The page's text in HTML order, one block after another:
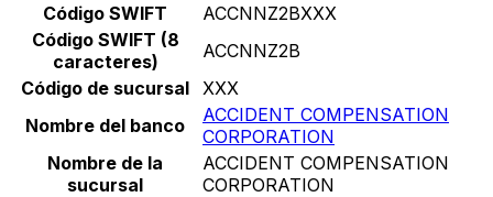
Código SWIFT
ACCNNZ2BXXX
Código SWIFT (8
caracteres)
ACCNNZ2B
Código de sucursal
XXX
Nombre del banco
ACCIDENT COMPENSATION
CORPORATION
Nombre de la
sucursal
ACCIDENT COMPENSATION
CORPORATION